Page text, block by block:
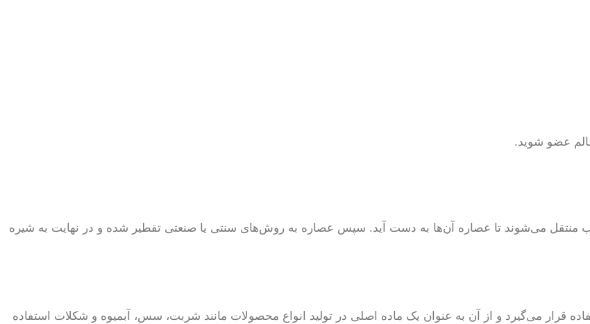
عضو شوید.
منتقل می‌شوند تا عصاره آن‌ها به دست آید. سپس عصاره به روش‌های سنتی یا صنعتی تقطیر شده و در نهایت به شیره
قرار می‌گیرد و از آن به عنوان یک ماده اصلی در تولید انواع محصولات مانند شربت، سس، آبمیوه و شکلات استفاده